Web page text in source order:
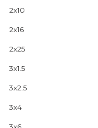
2x10
2x16
2x25
3x1.5
3x2.5
3x4